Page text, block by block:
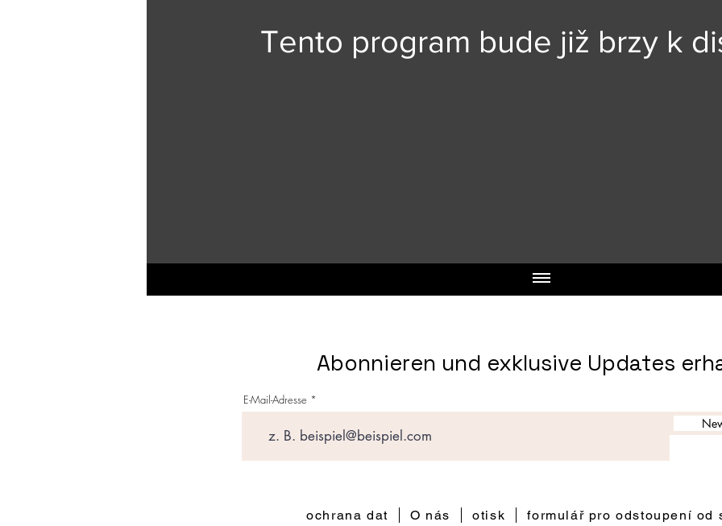
Tento program bude již brzy k
Abonnieren und exklusive Updates
E-Mail-Adresse
ochrana dat O nás otisk formulář pro odstoupení od